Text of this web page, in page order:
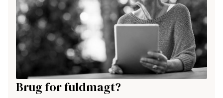
Brug for fuldmagt?